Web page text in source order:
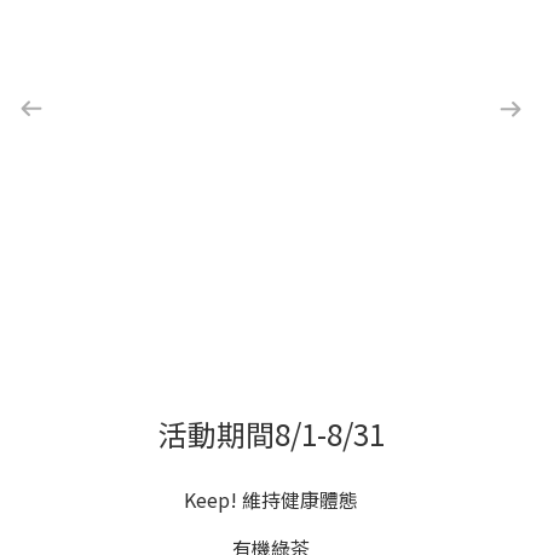
活動期間8/1-8/31
Keep! 維持健康體態
有機綠茶